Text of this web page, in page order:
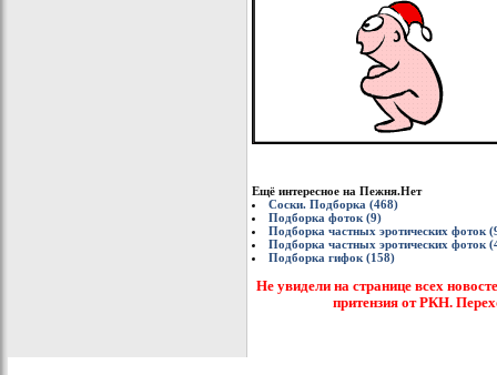
Ещё интересное на Пежня.Нет
Соски. Подборка (468)
Подборка фоток (9)
Подборка частных эротических фоток
Подборка частных эротических фоток
Подборка гифок (158)
Не увидели на странице всех
притензия от РКН.